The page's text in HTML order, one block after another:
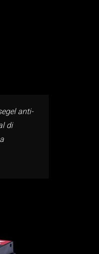
anti-
di